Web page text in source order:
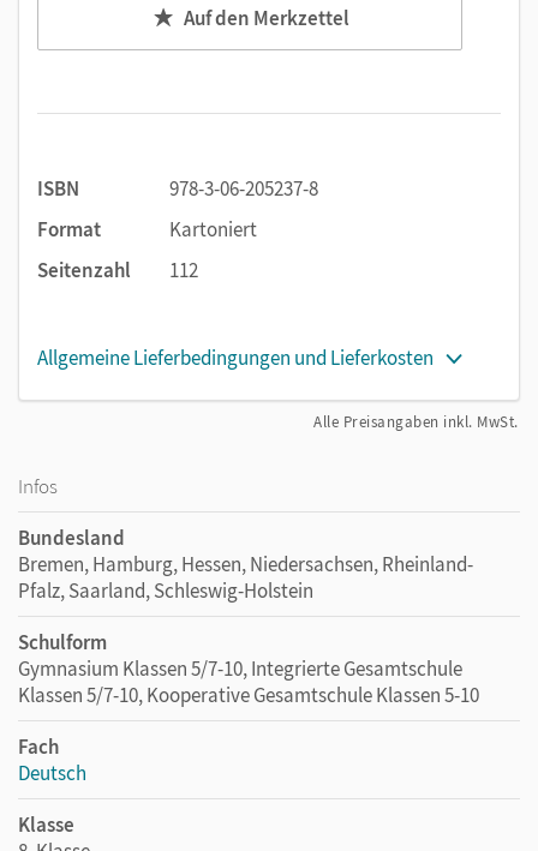
Auf den Merkzettel
ISBN
978-3-06-205237-8
Format
Kartoniert
Seitenzahl
112
Allgemeine Lieferbedingungen und Lieferkosten
Alle Preisangaben inkl. MwSt.
Infos
Bundesland
Bremen, Hamburg, Hessen, Niedersachsen, Rheinland-
Pfalz, Saarland, Schleswig-Holstein
Schulform
Gymnasium Klassen 5/7-10, Integrierte Gesamtschule
Klassen 5/7-10, Kooperative Gesamtschule Klassen 5-10
Fach
Deutsch
Klasse